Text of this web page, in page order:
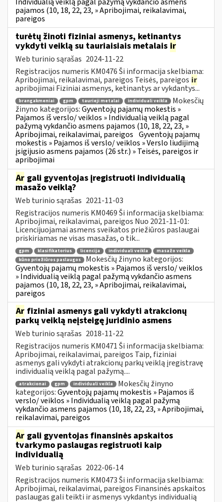
pajamos (10, 18, 22, 23, » Apribojimai, reikalavimai,
pareigos
turėtų žinoti fiziniai asmenys, ketinantys
vykdyti veiklą su tauriaisiais metalais ir
Web turinio sąrašas 2024-11-22
Registracijos numeris KM0476 Ši informacija skelbiama:
Apribojimai, reikalavimai, pareigos Teisės, pareigos ir
apribojimai Fiziniai asmenys, ketinantys ar vykdantys...
brangakmeniai gpm taurieji metalai individuali veikla
Mokesčių
žinyno kategorijos:Gyventojų pajamų mokestis »
Pajamos iš verslo/ veiklos » Individualią veiklą pagal
pažymą vykdančio asmens pajamos (10, 18, 22, 23, »
Apribojimai, reikalavimai, pareigos Gyventojų pajamų
mokestis » Pajamos iš verslo/ veiklos » Verslo liudijimą
įsigijusio asmens pajamos (26 str.) » Teisės, pareigos ir
apribojimai
Ar gali gyventojas įregistruoti individualią
masažo veiklą?
Web turinio sąrašas 2021-11-03
Registracijos numeris KM0469 Ši informacija skelbiama:
Apribojimai, reikalavimai, pareigos Nuo 2021-11-01:
Licencijuojamai asmens sveikatos priežiūros paslaugai
priskiriamas ne visas masažas, o tik...
gpm klasifikatorius licencija individuali veikla
masažo veikla
kūno priežiūros paslaugos
Mokesčių žinyno kategorijos:
Gyventojų pajamų mokestis » Pajamos iš verslo/ veiklos
» Individualią veiklą pagal pažymą vykdančio asmens
pajamos (10, 18, 22, 23, » Apribojimai, reikalavimai,
pareigos
Ar fiziniai asmenys gali vykdyti atrakcionų
parkų veiklą neįsteigę juridinio asmens
Web turinio sąrašas 2018-11-22
Registracijos numeris KM0471 Ši informacija skelbiama:
Apribojimai, reikalavimai, pareigos Taip, fiziniai
asmenys gali vykdyti atrakcionų parkų veiklą įregistravę
individualią veiklą pagal pažymą....
atrakcionai gpm individuali veikla
Mokesčių žinyno
kategorijos:Gyventojų pajamų mokestis » Pajamos iš
verslo/ veiklos » Individualią veiklą pagal pažymą
vykdančio asmens pajamos (10, 18, 22, 23, » Apribojimai,
reikalavimai, pareigos
Ar gali gyventojas finansinės apskaitos
tvarkymo paslaugas registruoti kaip
individualią
Web turinio sąrašas 2022-06-14
Registracijos numeris KM0473 Ši informacija skelbiama:
Apribojimai, reikalavimai, pareigos Finansinės apskaitos
paslaugas gali teikti ir asmenys vykdantys individualią